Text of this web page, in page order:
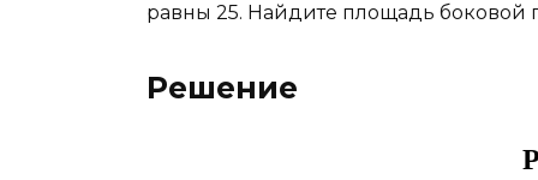
равны 25. Найдите площадь боковой
Решение